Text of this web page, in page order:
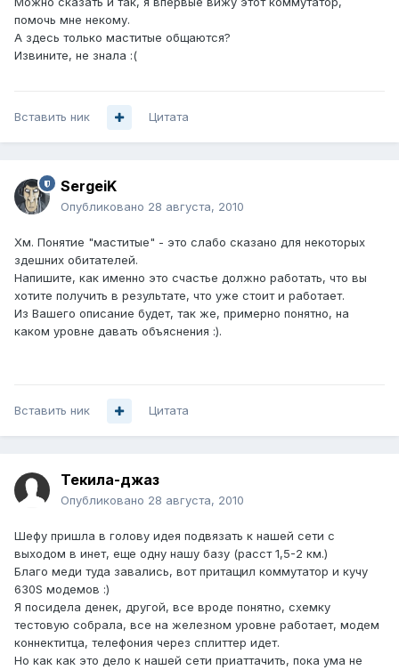
помочь мне некому.
А здесь только маститые общаются?
Извините, не знала :(
Вставить ник Цитата
SergeiK
Опубликовано 28 августа, 2010
Хм. Понятие "маститые" - это слабо сказано для некоторых
здешних обитателей.
Напишите, как именно это счастье должно работать, что вы
хотите получить в результате, что уже стоит и работает.
Из Вашего описание будет, так же, примерно понятно, на
каком уровне давать объяснения :).
Вставить ник Цитата
Текила-джаз
Опубликовано 28 августа, 2010
Шефу пришла в голову идея подвязать к нашей сети с
выходом в инет, еще одну нашу базу (расст 1,5-2 км.)
Благо меди туда завались, вот притащил коммутатор и кучу
630S модемов :)
Я посидела денек, другой, все вроде понятно, схемку
тестовую собрала, все на железном уровне работает, модем
коннектитца, телефония через сплиттер идет.
Но как как это дело к нашей сети приаттачить, пока ума не